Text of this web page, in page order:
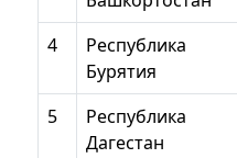
4
Республика
Бурятия
5
Республика
Дагестан